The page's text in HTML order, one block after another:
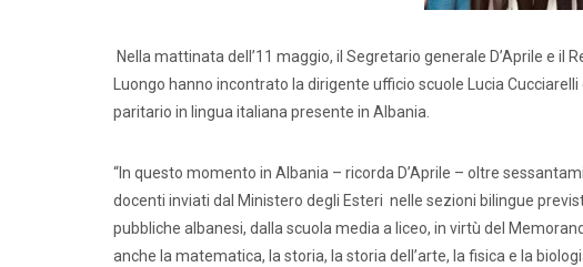
Nella mattinata dell’11 maggio, il Segretario generale D’Aprile e
Luongo hanno incontrato la dirigente ufficio scuole Lucia
paritario in lingua italiana presente in Albania.
“In questo momento in Albania – ricorda D’Aprile – oltre
docenti inviati dal Ministero degli Esteri nelle sezioni bilingue
pubbliche albanesi, dalla scuola media a liceo, in virtù del
anche la matematica, la storia, la storia dell’arte, la fisica e la